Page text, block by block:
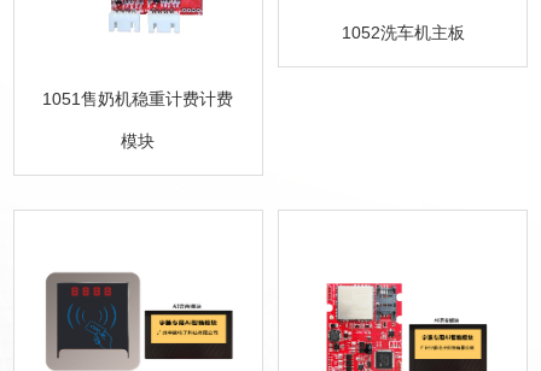
1051售奶机稳重计费计费
模块
1052洗车机主板